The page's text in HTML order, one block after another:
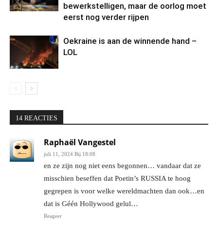
bewerkstelligen, maar de oorlog moet
eerst nog verder rijpen
Oekraine is aan de winnende hand –
LOL
14 REACTIES
Raphaël Vangestel
juli 11, 2024 Bij 18:08
en ze zijn nog niet eens begonnen… vandaar dat ze
misschien beseffen dat Poetin’s RUSSIA te hoog
gegrepen is voor welke wereldmachten dan ook…en
dat is Géén Hollywood gelul…
Reageer